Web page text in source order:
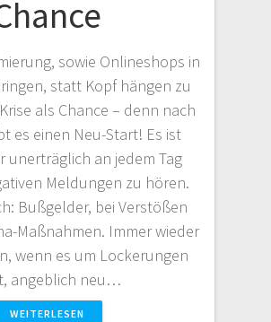
sowie Onlineshops in
statt Kopf hängen zu
als Chance – denn nach
es einen Neu-Start! Es ist
unerträglich an jedem Tag
Meldungen zu hören.
Bußgelder, bei Verstößen
Maßnahmen. Immer wieder
wenn es um Lockerungen
angeblich neu…
WEITERLESEN